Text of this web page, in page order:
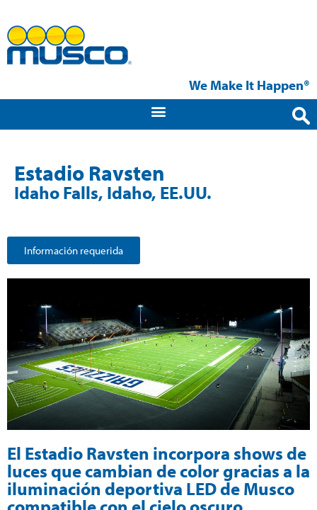
We Make It Happen®
Estadio Ravsten
Idaho Falls, Idaho, EE.UU.
Información requerida
El Estadio Ravsten incorpora shows de
luces que cambian de color gracias a la
iluminación deportiva LED de Musco